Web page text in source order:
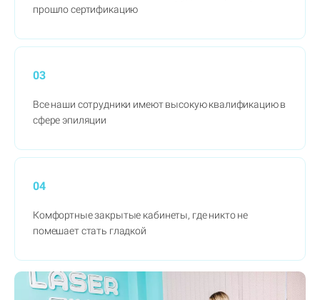
прошло сертификацию
03
Все наши сотрудники имеют высокую квалификацию в
сфере эпиляции
04
Комфортные закрытые кабинеты, где никто не
помешает стать гладкой